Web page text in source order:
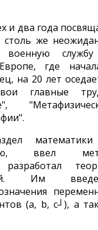
и два года
же
военную
где
на 20 лет
главные
ввел
разработал
Им
(а, b, c┘), а